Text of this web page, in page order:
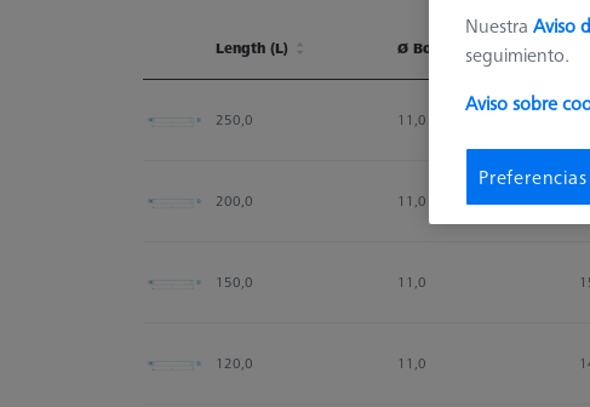
Length (L) Ø Body (DG)
250,0
11,0
200,0 11,0
150,0 11,0
120,0 11,0
Nuestra Aviso
seguimiento.
Aviso sobre